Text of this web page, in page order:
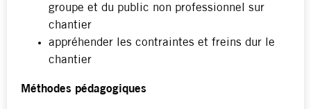
groupe et du public non professionnel sur
chantier
appréhender les contraintes et freins dur le
chantier
Méthodes pédagogiques